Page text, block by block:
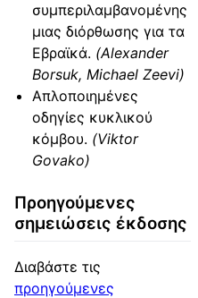
συμπεριλαμβανομένης
μιας διόρθωσης για τα
Εβραϊκά. (Alexander
Borsuk, Michael Zeevi)
Απλοποιημένες
οδηγίες κυκλικού
κόμβου. (Viktor
Govako)
Προηγούμενες
σημειώσεις έκδοσης
Διαβάστε τις
προηγούμενες